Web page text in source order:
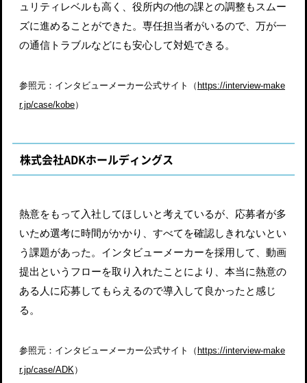
ュリティレベルも高く、役所内の他の課との調整もスムー
ズに進めることができた。専任担当者がいるので、万が一
の通信トラブルなどにも安心して対処できる。
参照元：インタビューメーカー公式サイト（ https://interview-make
r.jp/case/kobe）
株式会社ADKホールディングス
熱意をもって入社してほしいと考えているが、応募者が多
いため選考に時間がかかり、すべてを確認しきれないとい
う課題があった。インタビューメーカーを採用して、動画
提出というフローを取り入れたことにより、本当に熱意の
ある人に応募してもらえるので導入して良かったと感じ
る。
参照元：インタビューメーカー公式サイト（ https://interview-make
r.jp/case/ADK）